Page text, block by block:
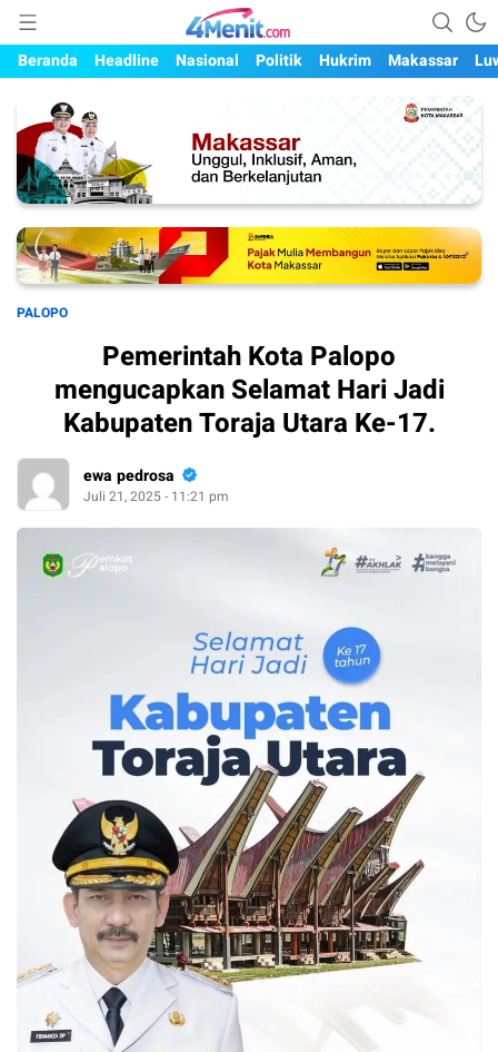
4menit.com
Mengungkap Kisah, Setiap Hari
Beranda
Headline Nasional Politik Hukrim Makassar
PALOPO
Pemerintah Kota Palopo
mengucapkan Selamat Hari Jadi
Kabupaten Toraja Utara Ke-17.
ewa pedrosa
Juli 21, 2025 - 11:21 pm